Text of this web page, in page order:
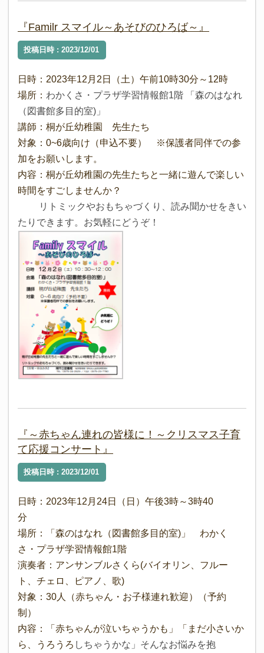
『Familr スマイル～あそびのひろば～』
投稿日時 : 2023/12/01
日時：2023年12月2日（土）午前10時30分～12時
場所： わかくさ・プラザ学習情報館1階 「森のはなれ
（図書館多目的室)」
講師：桐が丘幼稚園 先生たち
対象：0~6歳向け（申込不要） ※保護者同伴での参
加をお願いします。
内容：桐が丘幼稚園の先生たちと一緒に遊んで楽しい
時間をすごしませんか？
リトミックやおもちゃづくり、読み聞かせをきい
たりできます。 お気軽に どうぞ！
『～赤ちゃん連れの皆様に！～クリスマス子育
て応援コンサート』
投稿日時 : 2023/12/01
日時：2023年12月24日（日）午後3時～3時40
分
場所：「森のはなれ（図書館多目的室)」 わかく
さ・プラザ学習情報館1階
演奏者：アンサンブルさくら(バイオリン、フルー
ト、チェロ、ピアノ、歌)
対象：30人（赤ちゃん・お子様連れ歓迎）（予約
制）
内容：「赤ちゃんが泣いちゃうかも」「まだ小さいか
ら、うろうろ しちゃうかな」そんなお悩みを抱